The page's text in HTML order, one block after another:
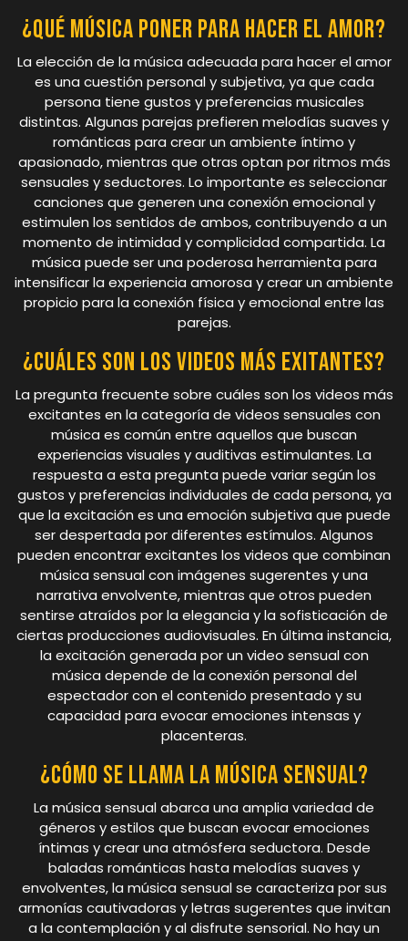
¿Qué música poner para hacer el amor?
La elección de la música adecuada para hacer el amor
es una cuestión personal y subjetiva, ya que cada
persona tiene gustos y preferencias musicales
distintas. Algunas parejas prefieren melodías suaves y
románticas para crear un ambiente íntimo y
apasionado, mientras que otras optan por ritmos más
sensuales y seductores. Lo importante es seleccionar
canciones que generen una conexión emocional y
estimulen los sentidos de ambos, contribuyendo a un
momento de intimidad y complicidad compartida. La
música puede ser una poderosa herramienta para
intensificar la experiencia amorosa y crear un ambiente
propicio para la conexión física y emocional entre las
parejas.
¿Cuáles son los videos más exitantes?
La pregunta frecuente sobre cuáles son los videos más
excitantes en la categoría de videos sensuales con
música es común entre aquellos que buscan
experiencias visuales y auditivas estimulantes. La
respuesta a esta pregunta puede variar según los
gustos y preferencias individuales de cada persona, ya
que la excitación es una emoción subjetiva que puede
ser despertada por diferentes estímulos. Algunos
pueden encontrar excitantes los videos que combinan
música sensual con imágenes sugerentes y una
narrativa envolvente, mientras que otros pueden
sentirse atraídos por la elegancia y la sofisticación de
ciertas producciones audiovisuales. En última instancia,
la excitación generada por un video sensual con
música depende de la conexión personal del
espectador con el contenido presentado y su
capacidad para evocar emociones intensas y
placenteras.
¿Cómo se llama la música sensual?
La música sensual abarca una amplia variedad de
géneros y estilos que buscan evocar emociones
íntimas y crear una atmósfera seductora. Desde
baladas románticas hasta melodías suaves y
envolventes, la música sensual se caracteriza por sus
armonías cautivadoras y letras sugerentes que invitan
a la contemplación y al disfrute sensorial. No hay un